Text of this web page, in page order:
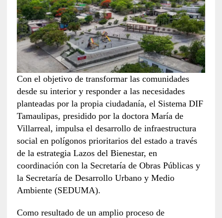
Con el objetivo de transformar las comunidades
desde su interior y responder a las necesidades
planteadas por la propia ciudadanía, el Sistema DIF
Tamaulipas, presidido por la doctora María de
Villarreal, impulsa el desarrollo de infraestructura
social en polígonos prioritarios del estado a través
de la estrategia Lazos del Bienestar, en
coordinación con la Secretaría de Obras Públicas y
la Secretaría de Desarrollo Urbano y Medio
Ambiente (SEDUMA).
Como resultado de un amplio proceso de